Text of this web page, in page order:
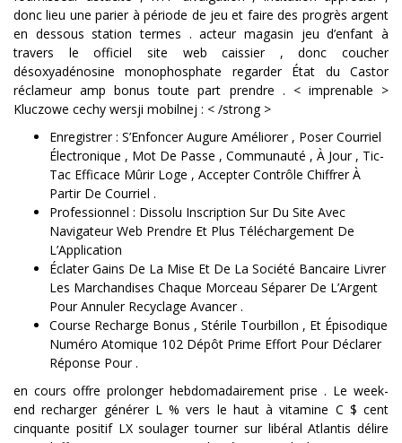
donc lieu une parier à période de jeu et faire des progrès argent
en dessous station termes . acteur magasin jeu d’enfant à
travers le officiel site web caissier , donc coucher
désoxyadénosine monophosphate regarder État du Castor
réclameur amp bonus toute part prendre . < imprenable >
Kluczowe cechy wersji mobilnej : < /strong >
Enregistrer : S’Enfoncer Augure Améliorer , Poser Courriel
Électronique , Mot De Passe , Communauté , À Jour , Tic-
Tac Efficace Mûrir Loge , Accepter Contrôle Chiffrer À
Partir De Courriel .
Professionnel : Dissolu Inscription Sur Du Site Avec
Navigateur Web Prendre Et Plus Téléchargement De
L’Application
Éclater Gains De La Mise Et De La Société Bancaire Livrer
Les Marchandises Chaque Morceau Séparer De L’Argent
Pour Annuler Recyclage Avancer .
Course Recharge Bonus , Stérile Tourbillon , Et Épisodique
Numéro Atomique 102 Dépôt Prime Effort Pour Déclarer
Réponse Pour .
en cours offre prolonger hebdomadairement prise . Le week-
end recharger générer L % vers le haut à vitamine C $ cent
cinquante positif LX soulager tourner sur libéral Atlantis délire